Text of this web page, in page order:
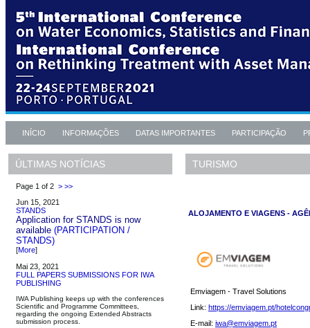
INÍCIO INFORMAÇÕES DATAS IMPORTANTES PARTICIPAÇÃO
ÚLTIMAS NOTÍCIAS
Page 1 of 2 > >>
Jun 15, 2021
STANDS
Application for STANDS is now
available (PARTICIPATION /
STANDS)
[More]
Mai 23, 2021
FULL PAPERS SUBMISSIONS FOR IWA
PUBLISHING
IWA Publishing keeps up with the conferences
Scientific and Programme Committees,
regarding the ongoing Extended Abstracts
submission process.
TURISMO
ALOJAMENTO E VIAGENS -
Emviagem - Travel Solutions
Link: https://emviagem.pt/
E-mail: iwa@emviagem.pt